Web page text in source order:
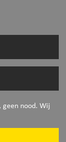
geen nood. Wij